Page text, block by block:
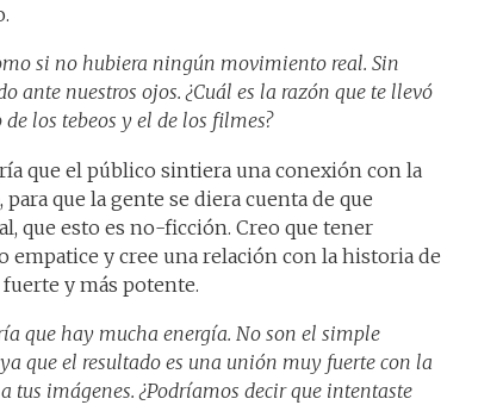
si no hubiera ningún movimiento real. Sin
ante nuestros ojos. ¿Cuál es la razón que te llevó
los tebeos y el de los filmes?
que el público sintiera una conexión con la
que la gente se diera cuenta de que
que esto es no-ficción. Creo que tener
empatice y cree una relación con la historia de
y más potente.
que hay mucha energía. No son el simple
que el resultado es una unión muy fuerte con la
tus imágenes. ¿Podríamos decir que intentaste